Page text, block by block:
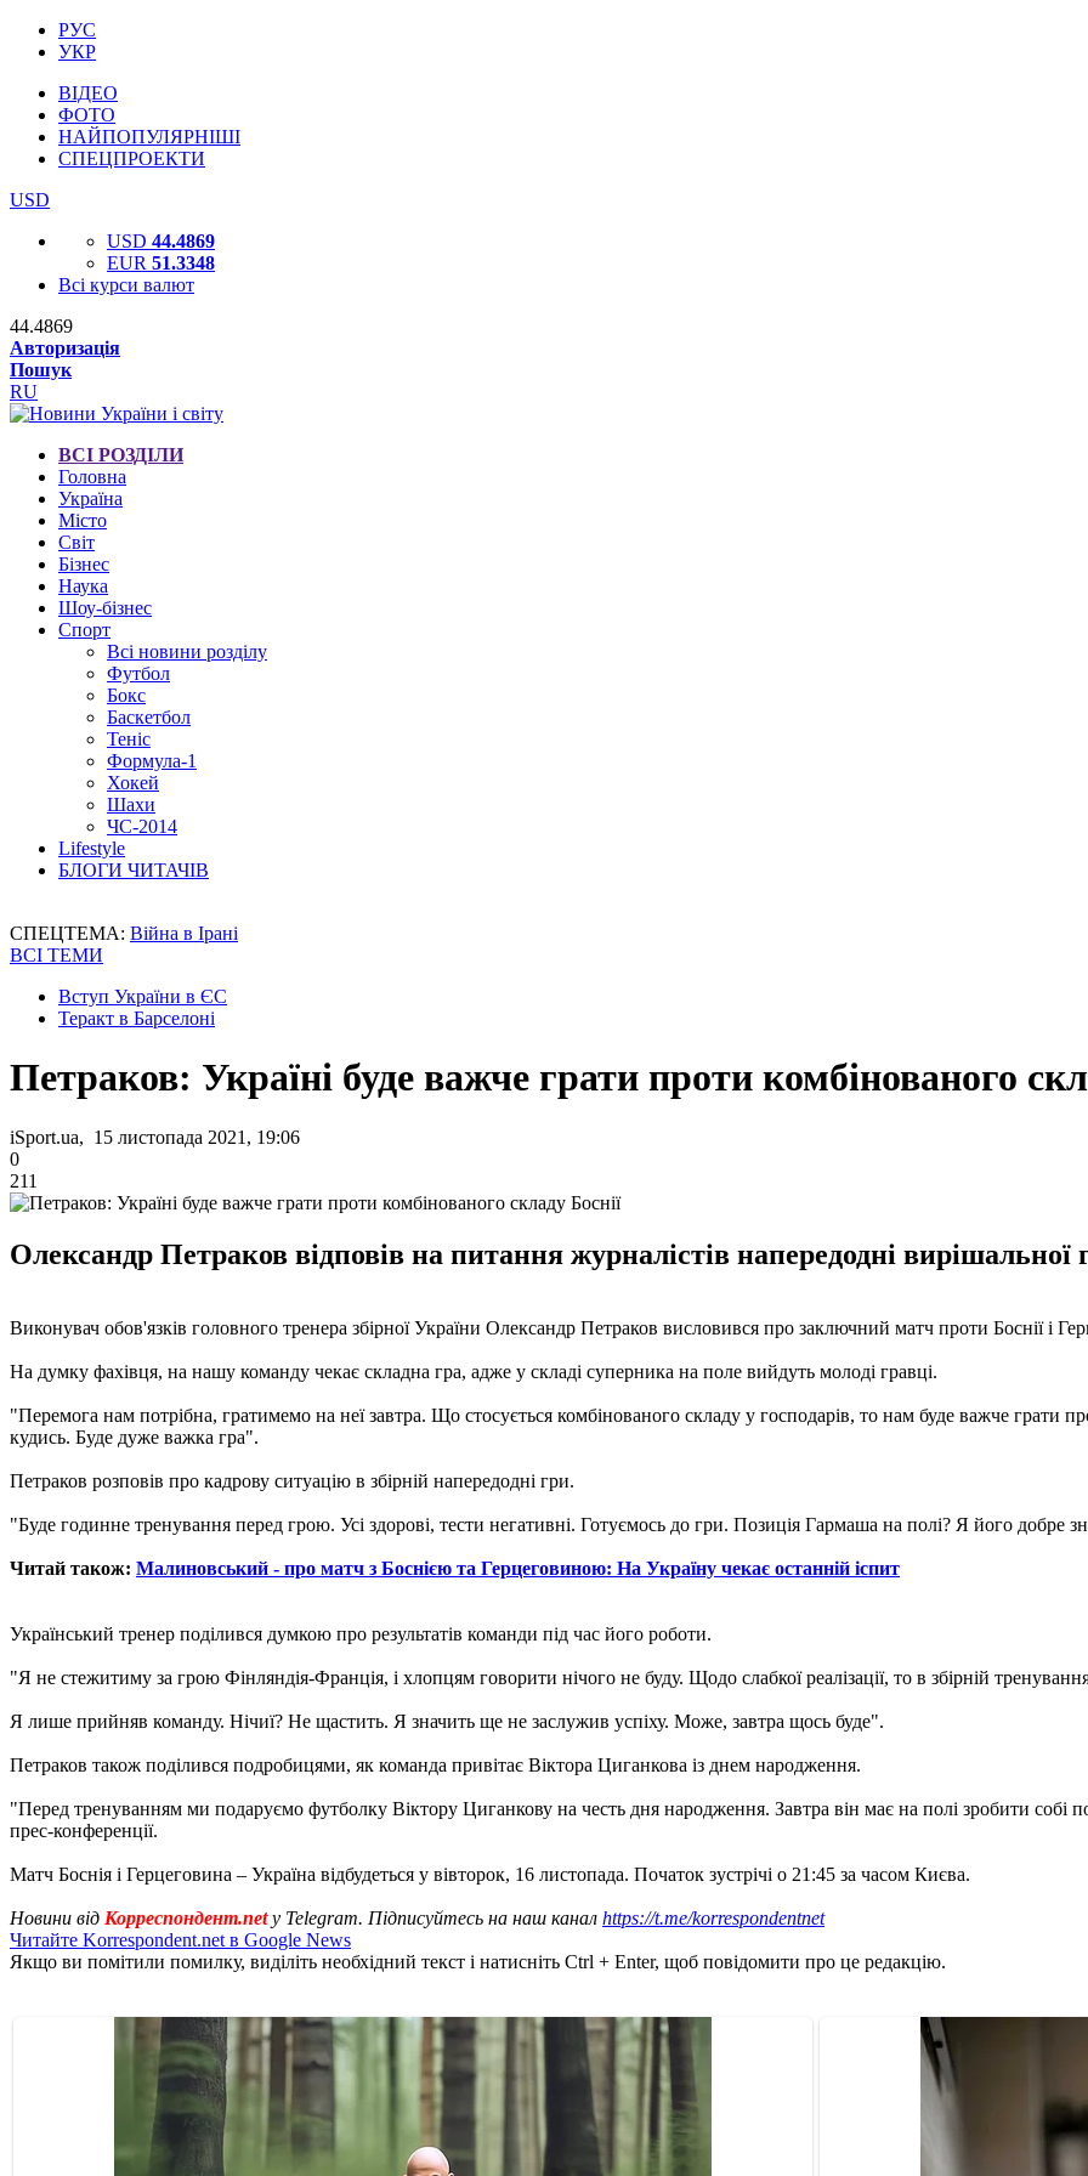
РУС
УКР
ВІДЕО
ФОТО
НАЙПОПУЛЯРНІШІ
СПЕЦПРОЕКТИ
USD
USD 44.4869
EUR 51.3348
Всі курси валют
44.4869
Авторизація
Пошук
RU
ВСІ РОЗДІЛИ
Головна
Україна
Місто
Світ
Бізнес
Наука
Шоу-бізнес
Спорт
Всі новини розділу
Футбол
Бокс
Баскетбол
Теніс
Формула-1
Хокей
Шахи
ЧС-2014
Lifestyle
БЛОГИ ЧИТАЧІВ
СПЕЦТЕМА: Війна в Ірані
ВСІ ТЕМИ
Вступ України в ЄС
Теракт в Барселоні
Петраков: Україні буде важче грати проти комбінованого
iSport.ua, 15 листопада 2021, 19:06
0
211
Олександр Петраков відповів на питання журналістів напередодні вирішальної
Виконувач обов'язків головного тренера збірної України Олександр Петраков висловився про заключний матч проти Боснії і
На думку фахівця, на нашу команду чекає складна гра, адже у складі суперника на поле вийдуть молоді гравці.
"Перемога нам потрібна, гратимемо на неї завтра. Що стосується комбінованого складу у господарів, то нам буде важче грати
кудись. Буде дуже важка гра".
Петраков розповів про кадрову ситуацію в збірній напередодні гри.
"Буде годинне тренування перед грою. Усі здорові, тести негативні. Готуємось до гри. Позиція Гармаша на полі? Я його добре
Читай також: Малиновський - про матч з Боснією та Герцеговиною: На Україну чекає останній іспит
Український тренер поділився думкою про результатів команди під час його роботи.
"Я не стежитиму за грою Фінляндія-Франція, і хлопцям говорити нічого не буду. Щодо слабкої реалізації, то в збірній
Я лише прийняв команду. Нічиї? Не щастить. Я значить ще не заслужив успіху. Може, завтра щось буде".
Петраков також поділився подробицями, як команда привітає Віктора Циганкова із днем ​​народження.
"Перед тренуванням ми подаруємо футболку Віктору Циганкову на честь дня народження. Завтра він має на полі зробити собі
прес-конференції.
Матч Боснія і Герцеговина – Україна відбудеться у вівторок, 16 листопада. Початок зустрічі о 21:45 за часом Києва.
Новини від Корреспондент.netу Telegram. Підписуйтесь на наш канал https://t.me/korrespondentnet
Читайте Korrespondent.net в Google News
Якщо ви помітили помилку, виділіть необхідний текст і натисніть Ctrl + Enter, щоб повідомити про це редакцію.